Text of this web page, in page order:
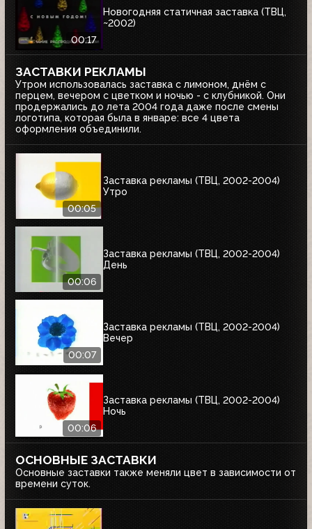
00:17
Новогодняя статичная заставка (ТВЦ,
~2002)
ЗАСТАВКИ РЕКЛАМЫ
Утром использовалась заставка с лимоном, днём с
перцем, вечером с цветком и ночью - с клубникой. Они
продержались до лета 2004 года даже после смены
логотипа, которая была в январе: все 4 цвета
оформления объединили.
00:05
Заставка рекламы (ТВЦ, 2002-2004)
Утро
00:06
Заставка рекламы (ТВЦ, 2002-2004)
День
00:07
Заставка рекламы (ТВЦ, 2002-2004)
Вечер
00:06
Заставка рекламы (ТВЦ, 2002-2004)
Ночь
ОСНОВНЫЕ ЗАСТАВКИ
Основные заставки также меняли цвет в зависимости от
времени суток.